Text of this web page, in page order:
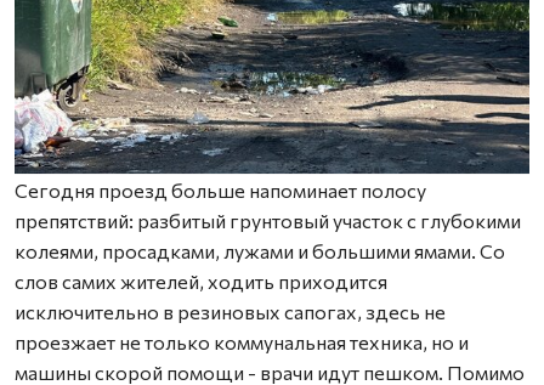
Сегодня проезд больше напоминает полосу
препятствий: разбитый грунтовый участок с глубокими
колеями, просадками, лужами и большими ямами. Со
слов самих жителей, ходить приходится
исключительно в резиновых сапогах, здесь не
проезжает не только коммунальная техника, но и
машины скорой помощи - врачи идут пешком. Помимо